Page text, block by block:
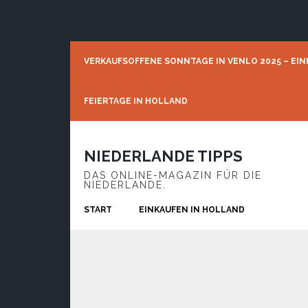
VERKAUFSOFFENE SONNTAGE IN VENLO 2025 –
FEIERTAGE IN HOLLAND
NIEDERLANDE TIPPS
DAS ONLINE-MAGAZIN FÜR DIE
NIEDERLANDE.
START EINKAUFEN IN HOLLAND